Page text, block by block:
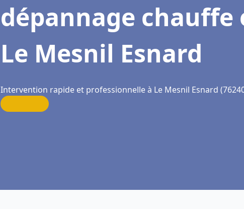
dépannage chauffe
Le Mesnil Esnard
Intervention rapide et professionnelle à Le Mesnil Esnard